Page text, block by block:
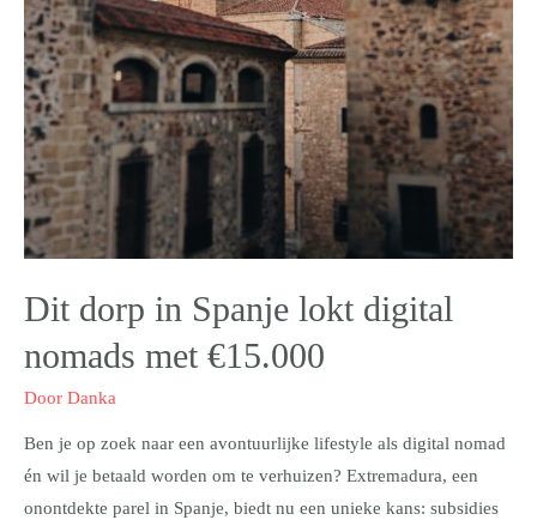
Dit dorp in Spanje lokt digital
nomads met €15.000
Door Danka
Ben je op zoek naar een avontuurlijke lifestyle als digital nomad
én wil je betaald worden om te verhuizen? Extremadura, een
onontdekte parel in Spanje, biedt nu een unieke kans: subsidies